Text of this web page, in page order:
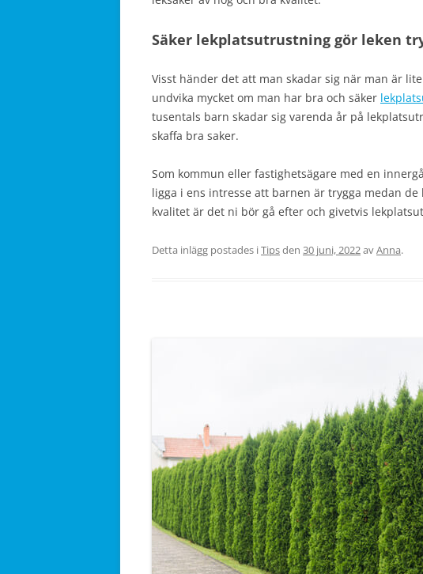
Säker lekplatsutrustning gör leken
Visst händer det att man skadar sig när man är
undvika mycket om man har bra och säker
tusentals barn skadar sig varenda år på
skaffa bra saker.
Som kommun eller fastighetsägare med en
ligga i ens intresse att barnen är trygga medan
kvalitet är det ni bör gå efter och givetvis
Detta inlägg postades iTipsden 30 juni, 2022avAnna.